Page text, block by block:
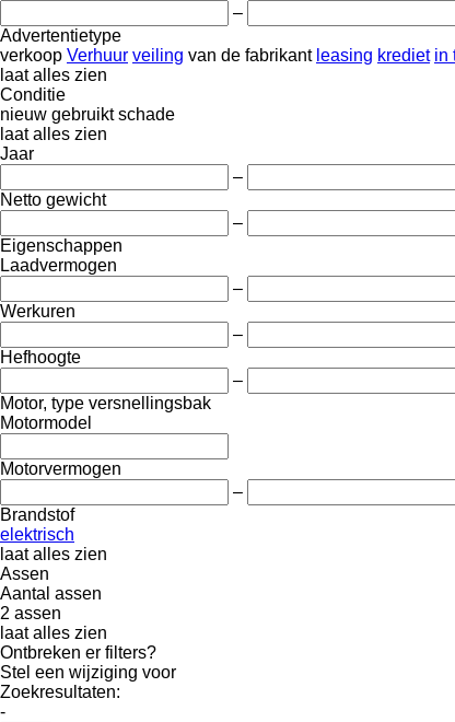
–
Advertentietype
verkoop Verhuur veiling van de fabrikant leasing krediet in
laat alles zien
Conditie
nieuw gebruikt schade
laat alles zien
Jaar
–
Netto gewicht
–
Eigenschappen
Laadvermogen
–
Werkuren
–
Hefhoogte
–
Motor, type versnellingsbak
Motormodel
Motorvermogen
–
Brandstof
elektrisch
laat alles zien
Assen
Aantal assen
2 assen
laat alles zien
Ontbreken er filters?
Stel een wijziging voor
Zoekresultaten:
-